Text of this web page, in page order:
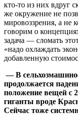
кто-то из них вдруг
же окружение не
мировоззрения, а не
говорим о
задача — сломать
«надо охлаждать
добавленную
— В
продолжается
положение вещей с
гиганты вроде
Сейчас тоже